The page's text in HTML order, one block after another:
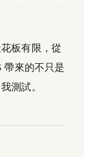
板有限，從
帶來的不只是
測試。